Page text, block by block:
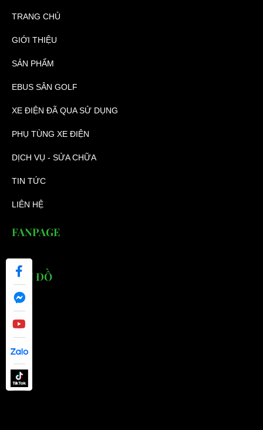
TRANG CHỦ
GIỚI THIỆU
SẢN PHẨM
EBUS SÂN GOLF
XE ĐIỆN ĐÃ QUA SỬ DỤNG
PHỤ TÙNG XE ĐIỆN
DỊCH VỤ - SỬA CHỮA
TIN TỨC
LIÊN HỆ
FANPAGE
BẢN ĐỒ